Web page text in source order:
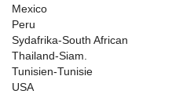
Mexico
Peru
Sydafrika-South African
Thailand-Siam.
Tunisien-Tunisie
USA